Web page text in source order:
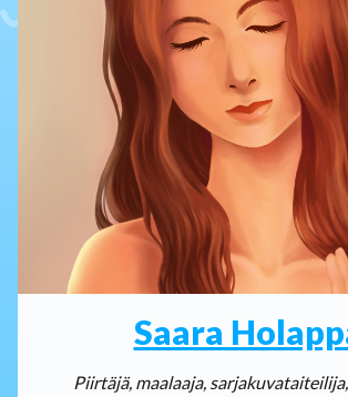
Saara
Piirtäjä, maalaaja,